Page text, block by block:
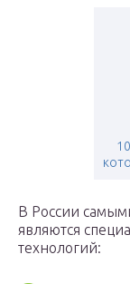
В России
являются
технологий: